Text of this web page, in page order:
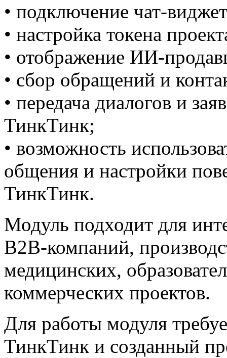
• подключение чат-
• настройка токена
• отображение ИИ-
• сбор обращений и
• передача диалогов и
ТинкТинк;
• возможность
общения и настройки
ТинкТинк.
Модуль подходит для
B2B-компаний,
медицинских,
коммерческих проектов.
Для работы модуля
ТинкТинк и созданный